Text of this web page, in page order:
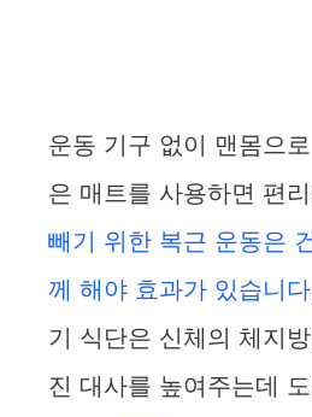
운동 기구 없이 맨몸으
은 매트를 사용하면 편
빼기 위한 복근 운동은
께 해야 효과가 있습니
기 식단은 신체의 체지
진 대사를 높여주는데